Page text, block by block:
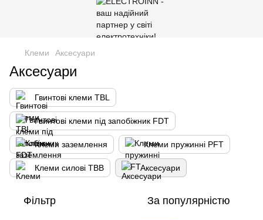
Клеми Аксесуари
Аксесуари
Гвинтові клеми TBL
Гвинтові клеми під запобіжник FDT
Клеми заземлення Клеми пружинні PFT
Клеми силові TBB Аксесуари
Фільтр За популярністю